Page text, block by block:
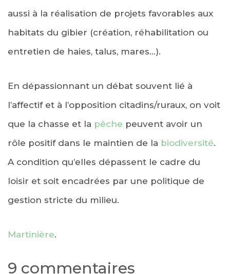
aussi à la réalisation de projets favorables aux
habitats du gibier (création, réhabilitation ou
entretien de haies, talus, mares…).
En dépassionnant un débat souvent lié à
l’affectif et à l’opposition citadins/ruraux, on voit
que la chasse et la pêche peuvent avoir un
rôle positif dans le maintien de la biodiversité.
A condition qu’elles dépassent le cadre du
loisir et soit encadrées par une politique de
gestion stricte du milieu.
Martinière.
9 commentaires